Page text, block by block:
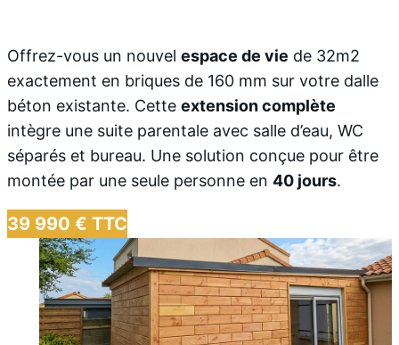
Offrez-vous un nouvel espace de vie de 32m2
exactement en briques de 160 mm sur votre dalle
béton existante. Cette extension complète
intègre une suite parentale avec salle d’eau, WC
séparés et bureau. Une solution conçue pour être
montée par une seule personne en 40 jours.
39 990 € TTC